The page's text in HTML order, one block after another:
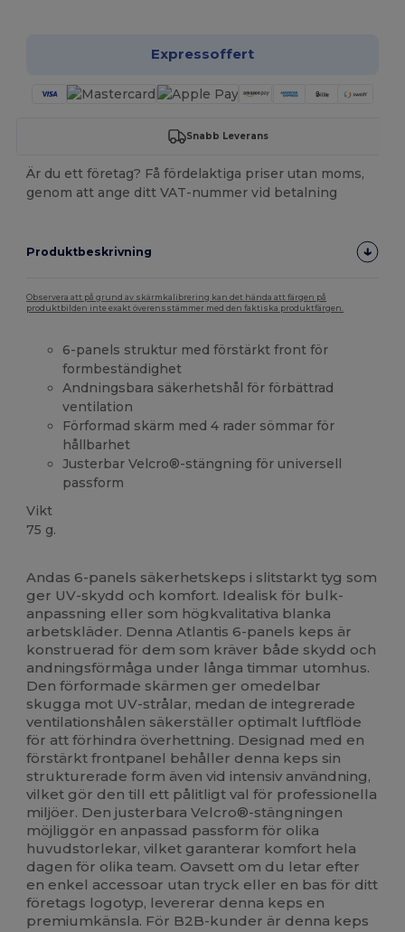
Expressoffert
Snabb Leverans
Är du ett företag? Få fördelaktiga priser utan moms,
genom att ange ditt VAT-nummer vid betalning
Produktbeskrivning
Observera att på grund av skärmkalibrering kan det hända att färgen på
produktbilden inte exakt överensstämmer med den faktiska produktfärgen.
6-panels struktur med förstärkt front för
formbeständighet
Andningsbara säkerhetshål för förbättrad
ventilation
Förformad skärm med 4 rader sömmar för
hållbarhet
Justerbar Velcro®-stängning för universell
passform
Vikt
75 g.
Andas 6-panels säkerhetskeps i slitstarkt tyg som
ger UV-skydd och komfort. Idealisk för bulk-
anpassning eller som högkvalitativa blanka
arbetskläder. Denna Atlantis 6-panels keps är
konstruerad för dem som kräver både skydd och
andningsförmåga under långa timmar utomhus.
Den förformade skärmen ger omedelbar
skugga mot UV-strålar, medan de integrerade
ventilationshålen säkerställer optimalt luftflöde
för att förhindra överhettning. Designad med en
förstärkt frontpanel behåller denna keps sin
strukturerade form även vid intensiv användning,
vilket gör den till ett pålitligt val för professionella
miljöer. Den justerbara Velcro®-stängningen
möjliggör en anpassad passform för olika
huvudstorlekar, vilket garanterar komfort hela
dagen för olika team. Oavsett om du letar efter
en enkel accessoar utan tryck eller en bas för ditt
företags logotyp, levererar denna keps en
premiumkänsla. För B2B-kunder är denna keps